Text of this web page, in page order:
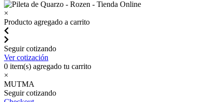
×
Producto agregado a carrito
Seguir cotizando
Ver cotización
0 item(s) agregado tu carrito
×
MUTMA
Seguir cotizando